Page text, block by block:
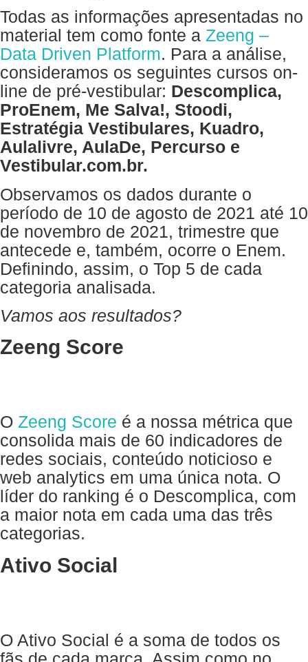
Todas as informações apresentadas no
material tem como fonte a Zeeng –
Data Driven Platform. Para a análise,
consideramos os seguintes cursos on-
line de pré-vestibular: Descomplica,
ProEnem, Me Salva!, Stoodi,
Estratégia Vestibulares, Kuadro,
Aulalivre, AulaDe, Percurso e
Vestibular.com.br.
Observamos os dados durante o
período de 10 de agosto de 2021 até 10
de novembro de 2021, trimestre que
antecede e, também, ocorre o Enem.
Definindo, assim, o Top 5 de cada
categoria analisada.
Vamos aos resultados?
Zeeng Score
O Zeeng Score é a nossa métrica que
consolida mais de 60 indicadores de
redes sociais, conteúdo noticioso e
web analytics em uma única nota. O
líder do ranking é o Descomplica, com
a maior nota em cada uma das três
categorias.
Ativo Social
O Ativo Social é a soma de todos os